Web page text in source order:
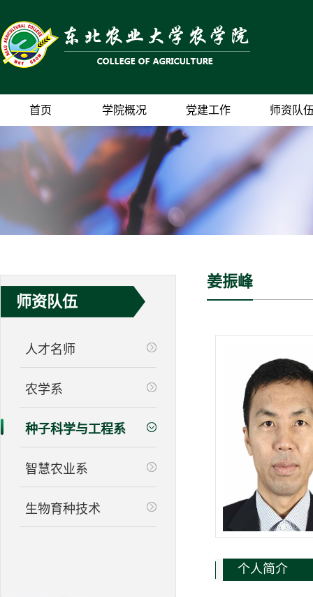
首页 学院概况 党建工作 师资队
师资队伍
人才名师
农学系
种子科学与工程系
智慧农业系
生物育种技术
姜振峰
个人简介